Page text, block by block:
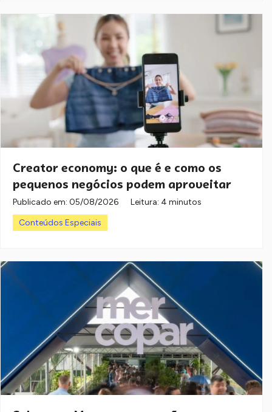
Creator economy: o que é e como os
pequenos negócios podem aproveitar
Publicado em: 05/08/2026
Leitura: 4 minutos
Conteúdos Especiais